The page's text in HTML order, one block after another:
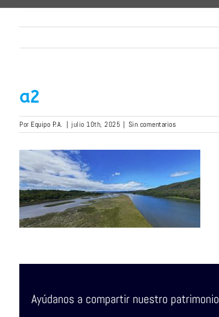
a2
Por Equipo P.A. | julio 10th, 2025 | Sin comentarios
Ayúdanos a compartir nuestro patrimonio